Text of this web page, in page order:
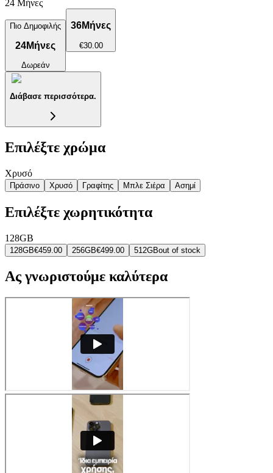
24 Μήνες
Πιο Δημοφιλής
24Μήνες
Δωρεάν
36Μήνες
€30.00
Διάβασε περισσότερα.
Επιλέξτε χρώμα
Χρυσό
Πράσινο Χρυσό Γραφίτης Μπλε Σιέρα Ασημί
Επιλέξτε χωρητικότητα
128GB
128GB€459.00 256GB€499.00 512GBout of stock
Ας γνωριστούμε καλύτερα